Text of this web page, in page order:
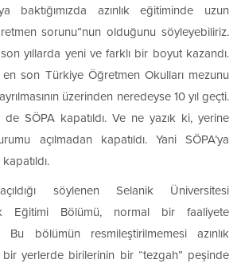
baktığımızda azınlık eğitiminde uzun
sorunu”nun olduğunu söyleyebiliriz.
yıllarda yeni ve farklı bir boyut kazandı.
en son Türkiye Öğretmen Okulları mezunu
üzerinden neredeyse 10 yıl geçti.
SÖPA kapatıldı. Ve ne yazık ki, yerine
açılmadan kapatıldı. Yani SÖPA’ya
söylenen Selanik Üniversitesi
Eğitimi Bölümü, normal bir faaliyete
Bu bölümün resmileştirilmemesi azınlık
yerlerde birilerinin bir “tezgah” peşinde